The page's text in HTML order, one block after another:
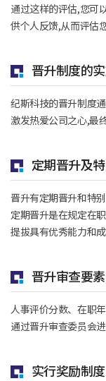
通过这样的评估,您可
供个人反馈,从而评估
晋升制度的
纪斯科技的晋升制度
激发热爱公司之心,最
定期晋升及
晋升有定期晋升和特别
定期晋升是在规定在
提拔具有优秀能力和
晋升审查要素
人事评价分数、在职
通过晋升审查委员会进
实行奖励制度